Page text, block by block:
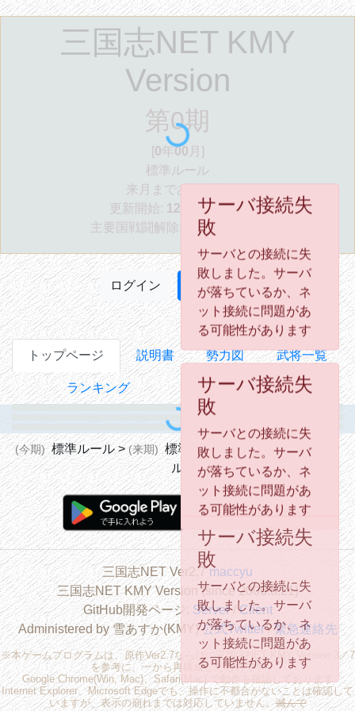
三国志NET KMY
Version
第0期
[0年00 月]
標準ルール
来月まであと
更新開始: 12 01月より
主要国戦闘解除:
年01
ログイン 新規登録
トップページ 説明書 勢力図 武将一覧
ランキング 統一記録
(今期) 標準ルール > (来期) 標準ルール> (来々期) 標準ルー
ル
三国志NET Ver2.7maccyu
三国志NET KMY Version (since 2006.8.21)
GitHub開発ページ: Server/Client
Administered by 雪あすか(KMY)公式Twitter/緊急連絡先
※本ゲームプログラムは、原作Ver2.7ならびに三国志NET KMY Version 3／7
を参考に、一から再構成したものです
Google Chrome(Win, Mac)、Safari(Mac) で動作を確認しております
Internet Explorer、Microsoft Edgeでも、操作に不都合がないことは確認して
いますが、表示の崩れまでは対応していません。滅んで
サーバ接続失
敗
サーバとの接続に失
敗しました。サーバ
が落ちているか、ネ
ット接続に問題があ
る可能性があります
サーバ接続失
敗
サーバとの接続に失
敗しました。サーバ
が落ちているか、ネ
ット接続に問題があ
る可能性があります
サーバ接続失
敗
サーバとの接続に失
敗しました。サーバ
が落ちているか、ネ
ット接続に問題があ
る可能性があります